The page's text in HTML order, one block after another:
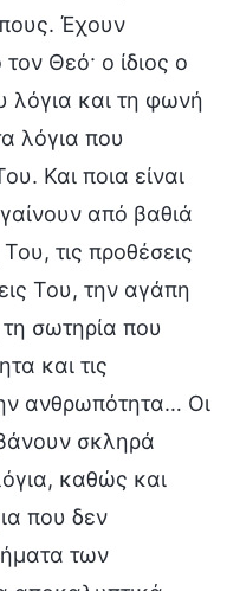
Έχουν
Θεό· ο ίδιος ο
λόγια και τη φωνή
λόγια που
Και ποια είναι
από βαθιά
τις προθέσεις
Του, την αγάπη
σωτηρία που
και τις
ανθρωπότητα… Οι
σκληρά
καθώς και
που δεν
των